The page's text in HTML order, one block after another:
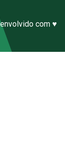
com ♥